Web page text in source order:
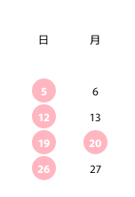
日 月
5
6
12
13
19
20
26
27